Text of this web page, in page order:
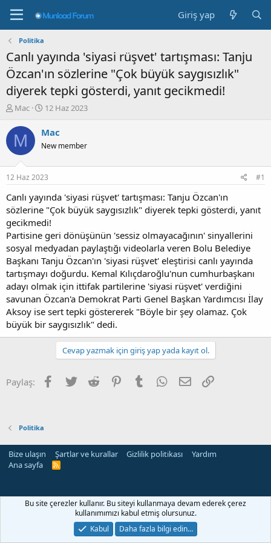
Giriş yap
Politika
Canlı yayında 'siyasi rüşvet' tartışması: Tanju
Özcan'ın sözlerine "Çok büyük saygısızlık"
diyerek tepki gösterdi, yanıt gecikmedi!
K
n
b
u
u
b
a
ş
l
a
t
a
n
Mac
B
ş
a
g
ı
ç
t
r
i
h
i
12 Haz 2023
M Mac
New member
12 Haz 2023 #1
Canlı yayında 'siyasi rüşvet' tartışması: Tanju Özcan'ın
sözlerine "Çok büyük saygısızlık" diyerek tepki gösterdi, yanıt
gecikmedi!
Partisine geri dönüşünün 'sessiz olmayacağının' sinyallerini
sosyal medyadan paylaştığı videolarla veren Bolu Belediye
Başkanı Tanju Özcan'ın 'siyasi rüşvet' eleştirisi canlı yayında
tartışmayı doğurdu. Kemal Kılıçdaroğlu'nun cumhurbaşkanı
adayı olmak için ittifak partilerine 'siyasi rüşvet' verdiğini
savunan Özcan'a Demokrat Parti Genel Başkan Yardımcısı İlay
Aksoy ise sert tepki göstererek "Böyle bir şey olamaz. Çok
büyük bir saygısızlık" dedi.
Cevap yazmak için giriş yap yada kayıt ol.
Paylaş: Facebook
Twitter Reddit PinterestTumblr WhatsApp
E-posta
Politika
Bize ulaşın Şartlar ve kurallar Gizlilik politikası
Yardım
Ana sayfa
R
siteleri
Bu site çerezler kullanır. Bu siteyi kullanmaya devam ederek çerez
kullanımımızı kabul etmiş olursunuz.
Kabul
Daha fazla bilgi edin…